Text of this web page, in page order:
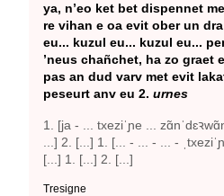
ya, n’eo ket bet dispennet
re vihan e oa evit ober un
eu... kuzul eu... kuzul eu...
’neus chañchet, ha zo graet
pas an dud varv met evit
peseurt anv eu 2. urnes
1. [ja - ... txeziˈɲe ...
...] 2. [...] 1. [... - ... - ... -
[...] 1. [...] 2. [...]
Tresigne